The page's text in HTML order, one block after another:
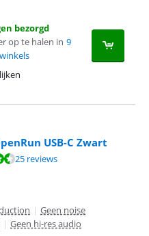
bezorgd
op te halen in 9
USB-C Zwart
op 25 reviews.
25 reviews
| Geen noise
| Geen hi-res audio